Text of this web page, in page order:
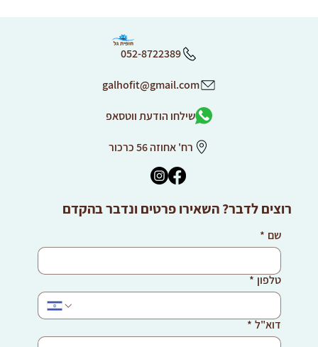
052-8722389
galhofit@gmail.com
שילחו הודעת ווטסאפ
רח' אחוזה 56 כרכור
רוצים לדבר? השאירו פרטים ונדבר בהקדם
שם *
טלפון *
דוא"ל *